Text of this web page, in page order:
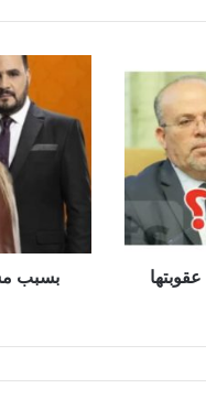
أخلاقية:
إيقاف
عرض
مسلسل
مصري
بسبب